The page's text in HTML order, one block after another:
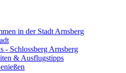
in der Stadt Arnsberg
- Schlossberg Arnsberg
& Ausflugstipps